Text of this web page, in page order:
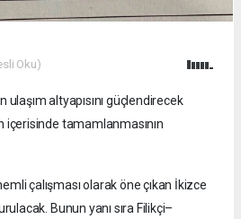
Oku)
ulaşım altyapısını güçlendirecek
tamamlanmasının
çalışması olarak öne çıkan İkizce
Bunun yanı sıra Filikçi–